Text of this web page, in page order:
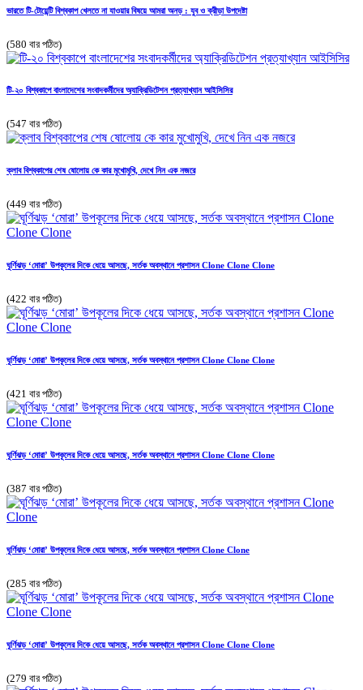
ভারতে টি-টোয়েন্টি বিশ্বকাপ খেলতে না যাওয়ার বিষয়ে আমরা অনড় : যুব ও ক্রীড়া উপদেষ্টা
(580 বার পঠিত)
টি-২০ বিশ্বকাপে বাংলাদেশের সংবাদকর্মীদের অ্যাক্রিডিটেশন প্রত্যাখ্যান আইসিসির
(547 বার পঠিত)
ক্লাব বিশ্বকাপের শেষ ষোলোয় কে কার মুখোমুখি, দেখে নিন এক নজরে
(449 বার পঠিত)
ঘূর্ণিঝড় ‘মোরা’ উপকূলের দিকে ধেয়ে আসছে, সর্তক অবস্থানে প্রশাসন Clone Clone Clone
(422 বার পঠিত)
ঘূর্ণিঝড় ‘মোরা’ উপকূলের দিকে ধেয়ে আসছে, সর্তক অবস্থানে প্রশাসন Clone Clone Clone
(421 বার পঠিত)
ঘূর্ণিঝড় ‘মোরা’ উপকূলের দিকে ধেয়ে আসছে, সর্তক অবস্থানে প্রশাসন Clone Clone Clone
(387 বার পঠিত)
ঘূর্ণিঝড় ‘মোরা’ উপকূলের দিকে ধেয়ে আসছে, সর্তক অবস্থানে প্রশাসন Clone Clone
(285 বার পঠিত)
ঘূর্ণিঝড় ‘মোরা’ উপকূলের দিকে ধেয়ে আসছে, সর্তক অবস্থানে প্রশাসন Clone Clone Clone
(279 বার পঠিত)